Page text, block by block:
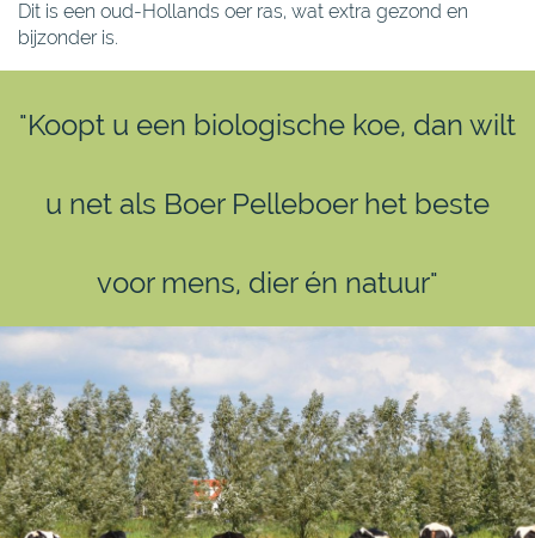
Dit is een oud-Hollands oer ras, wat extra gezond en
bijzonder is.
"Koopt u een biologische koe, dan wilt
u net als Boer Pelleboer het beste
voor mens, dier én natuur"